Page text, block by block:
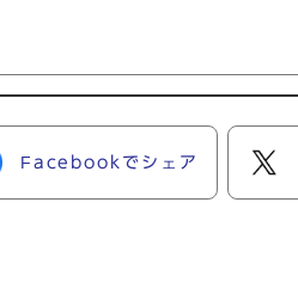
Facebookでシェア